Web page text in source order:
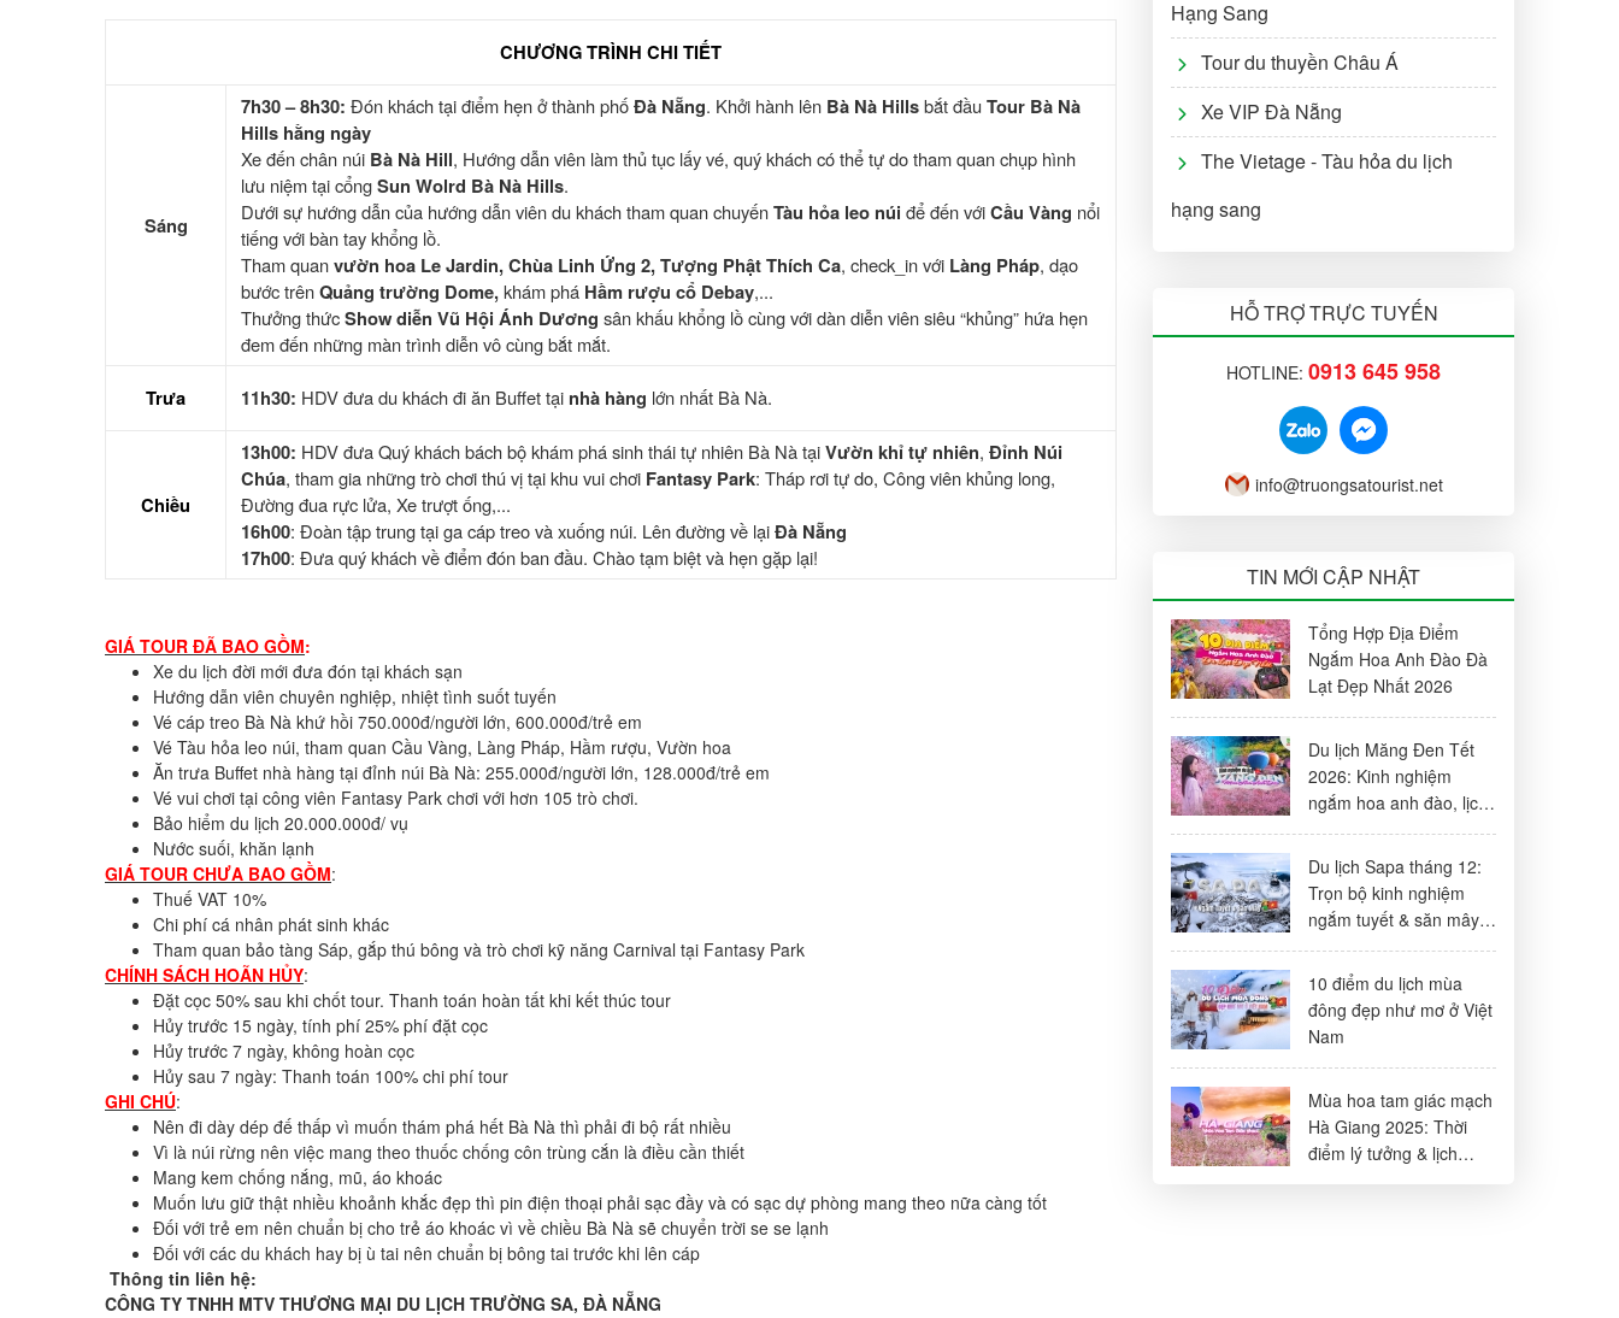
CHƯƠNG TRÌNH CHI TIẾT
Sáng
7h30 – 8h30:Đón khách tại điểm hẹn ở thành phốĐà Nẵng. Khởi hành lên Bà Nà Hillsbắt đầuTour Bà Nà
Hills hằng ngày
Xe đến chân núi Bà Nà Hill, Hướng dẫn viên làm thủ tục lấy vé, quý khách có thể tự do tham quan chụp hình
lưu niệm tại cổngSun Wolrd Bà Nà Hills.
Dưới sự hướng dẫn của hướng dẫn viên du khách tham quan chuyếnTàu hỏa leo núiđể đến vớiCầu Vàng nổi
tiếng với bàn tay khổng lồ.
Tham quanvườn hoa Le Jardin, Chùa Linh Ứng 2, Tượng Phật Thích Ca, check_in với Làng Pháp, dạo
bước trênQuảng trường Dome,khám phá Hầm rượu cổ Debay,...
Thưởng thứcShow diễn Vũ Hội Ánh Dươngsân khấu khổng lồ cùng với dàn diễn viên siêu “khủng” hứa hẹn
đem đến những màn trình diễn vô cùng bắt mắt.
Trưa 11h30: HDV đưa du khách đi ăn Buffet tại nhà hàng lớn nhất Bà Nà.
Chiều
13h00: HDV đưa Quý khách bách bộ khám phá sinh thái tự nhiên Bà Nà tạiVườn khỉ tự nhiên,Đỉnh Núi
Chúa, tham gia những trò chơi thú vị tại khu vui chơi Fantasy Park: Tháp rơi tự do, Công viên khủng long,
Đường đua rực lửa, Xe trượt ống,...
16h00: Đoàn tập trung tại ga cáp treo và xuống núi. Lên đường về lạiĐà Nẵng
17h00: Đưa quý khách về điểm đón ban đầu. Chào tạm biệt và hẹn gặp lại!
GIÁ TOUR ĐÃ BAO GỒM:
Xe du lịch đời mới đưa đón tại khách sạn
Hướng dẫn viên chuyên nghiệp, nhiệt tình suốt tuyến
Vé cáp treo Bà Nà khứ hồi 750.000đ/người lớn, 600.000đ/trẻ em
Vé Tàu hỏa leo núi, tham quan Cầu Vàng, Làng Pháp, Hầm rượu, Vườn hoa
Ăn trưa Buffet nhà hàng tại đỉnh núi Bà Nà: 255.000đ/người lớn, 128.000đ/trẻ em
Vé vui chơi tại công viên Fantasy Park chơi với hơn 105 trò chơi.
Bảo hiểm du lịch 20.000.000đ/ vụ
Nước suối, khăn lạnh
GIÁ TOUR CHƯA BAO GỒM:
Thuế VAT 10%
Chi phí cá nhân phát sinh khác
Tham quan bảo tàng Sáp, gắp thú bông và trò chơi kỹ năng Carnival tại Fantasy Park
CHÍNH SÁCH HOÃN HỦY:
Đặt cọc 50% sau khi chốt tour. Thanh toán hoàn tất khi kết thúc tour
Hủy trước 15 ngày, tính phí 25% phí đặt cọc
Hủy trước 7 ngày, không hoàn cọc
Hủy sau 7 ngày: Thanh toán 100% chi phí tour
GHI CHÚ:
Nên đi dày dép đế thấp vì muốn thám phá hết Bà Nà thì phải đi bộ rất nhiều
Vì là núi rừng nên việc mang theo thuốc chống côn trùng cắn là điều cần thiết
Mang kem chống nắng, mũ, áo khoác
Muốn lưu giữ thật nhiều khoảnh khắc đẹp thì pin điện thoại phải sạc đầy và có sạc dự phòng mang theo nữa càng tốt
Đối với trẻ em nên chuẩn bị cho trẻ áo khoác vì về chiều Bà Nà sẽ chuyển trời se se lạnh
Đối với các du khách hay bị ù tai nên chuẩn bị bông tai trước khi lên cáp
Thông tin liên hệ:
CÔNG TY TNHH MTV THƯƠNG MẠI DU LỊCH TRƯỜNG SA, ĐÀ NẴNG
Hạng Sang
Tour du thuyền Châu Á
Xe VIP Đà Nẵng
The Vietage - Tàu hỏa du lịch
hạng sang
HỖ TRỢ TRỰC TUYẾN
HOTLINE: 0913 645 958
info@truongsatourist.net
TIN MỚI CẬP NHẬT
Tổng Hợp Địa Điểm
Ngắm Hoa Anh Đào Đà
Lạt Đẹp Nhất 2026
Du lịch Măng Đen Tết
2026: Kinh nghiệm
ngắm hoa anh đào, lịch
trình & lưu ý
Du lịch Sapa tháng 12:
Trọn bộ kinh nghiệm
ngắm tuyết & săn mây
đẹp nhất
10 điểm du lịch mùa
đông đẹp như mơ ở Việt
Nam
Mùa hoa tam giác mạch
Hà Giang 2025: Thời
điểm lý tưởng & lịch